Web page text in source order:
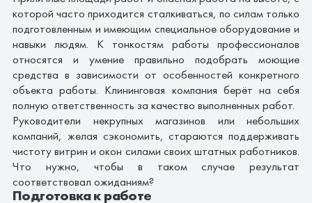
которой часто приходится сталкиваться, по силам только
подготовленным и имеющим специальное оборудование и
навыки людям. К тонкостям работы профессионалов
относятся и умение правильно подобрать моющие
средства в зависимости от особенностей конкретного
объекта работы. Клининговая компания берёт на себя
полную ответственность за качество выполненных работ.
Руководители некрупных магазинов или небольших
компаний, желая сэкономить, стараются поддерживать
чистоту витрин и окон силами своих штатных работников.
Что нужно, чтобы в таком случае результат
соответствовал ожиданиям?
Подготовка к работе